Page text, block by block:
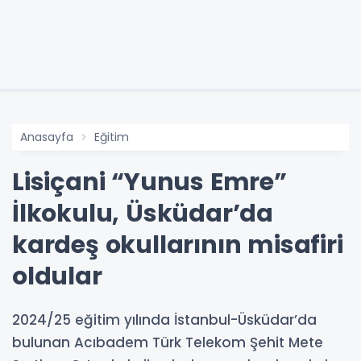
Anasayfa Eğitim
Lisiçani “Yunus Emre”
İlkokulu, Üsküdar’da
kardeş okullarının misafiri
oldular
2024/25 eğitim yılında İstanbul-Üsküdar’da
bulunan Acıbadem Türk Telekom Şehit Mete